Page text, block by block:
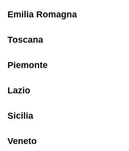
Emilia Romagna
Toscana
Piemonte
Lazio
Sicilia
Veneto